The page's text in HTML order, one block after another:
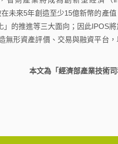
未來5年創造至少15億新幣的產
的推進等三大面向；因此IPOS
無形資產評價、交易與融資平台
本文為「經濟部產業技術司